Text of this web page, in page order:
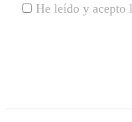
He leído y acepto